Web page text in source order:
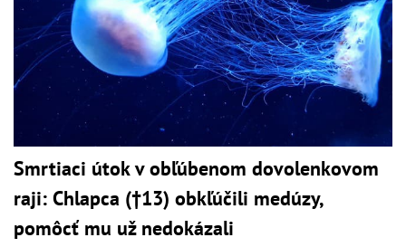
Smrtiaci útok v obľúbenom dovolenkovom
raji: Chlapca (†13) obkľúčili medúzy,
pomôcť mu už nedokázali